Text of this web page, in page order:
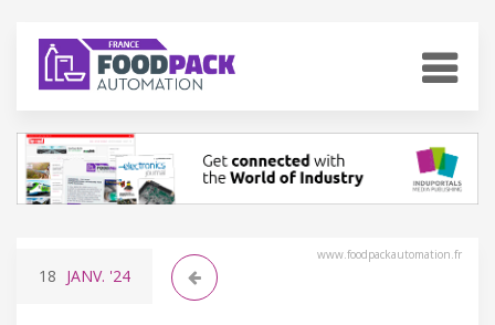
www.foodpackautomation.fr
18 JANV. '24